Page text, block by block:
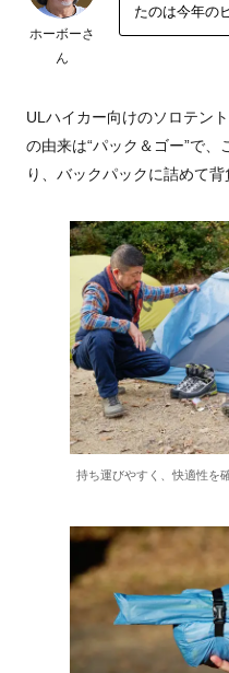
ホーボーさ
ん
たのは今年の
ULハイカー向けのソロテン
の由来は“パック＆ゴー”で
り、バックパックに詰めて
持ち運びやすく、快適性を